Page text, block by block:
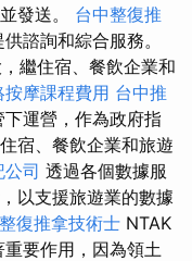
發送。 台中整復推
諮詢和綜合服務。
繼住宿、餐飲企業和
按摩課程費用 台中推
運營，作為政府指
宿、餐飲企業和旅遊
公司 透過各個數據服
以支援旅遊業的數據
復推拿技術士 NTAK
要作用，因為領土